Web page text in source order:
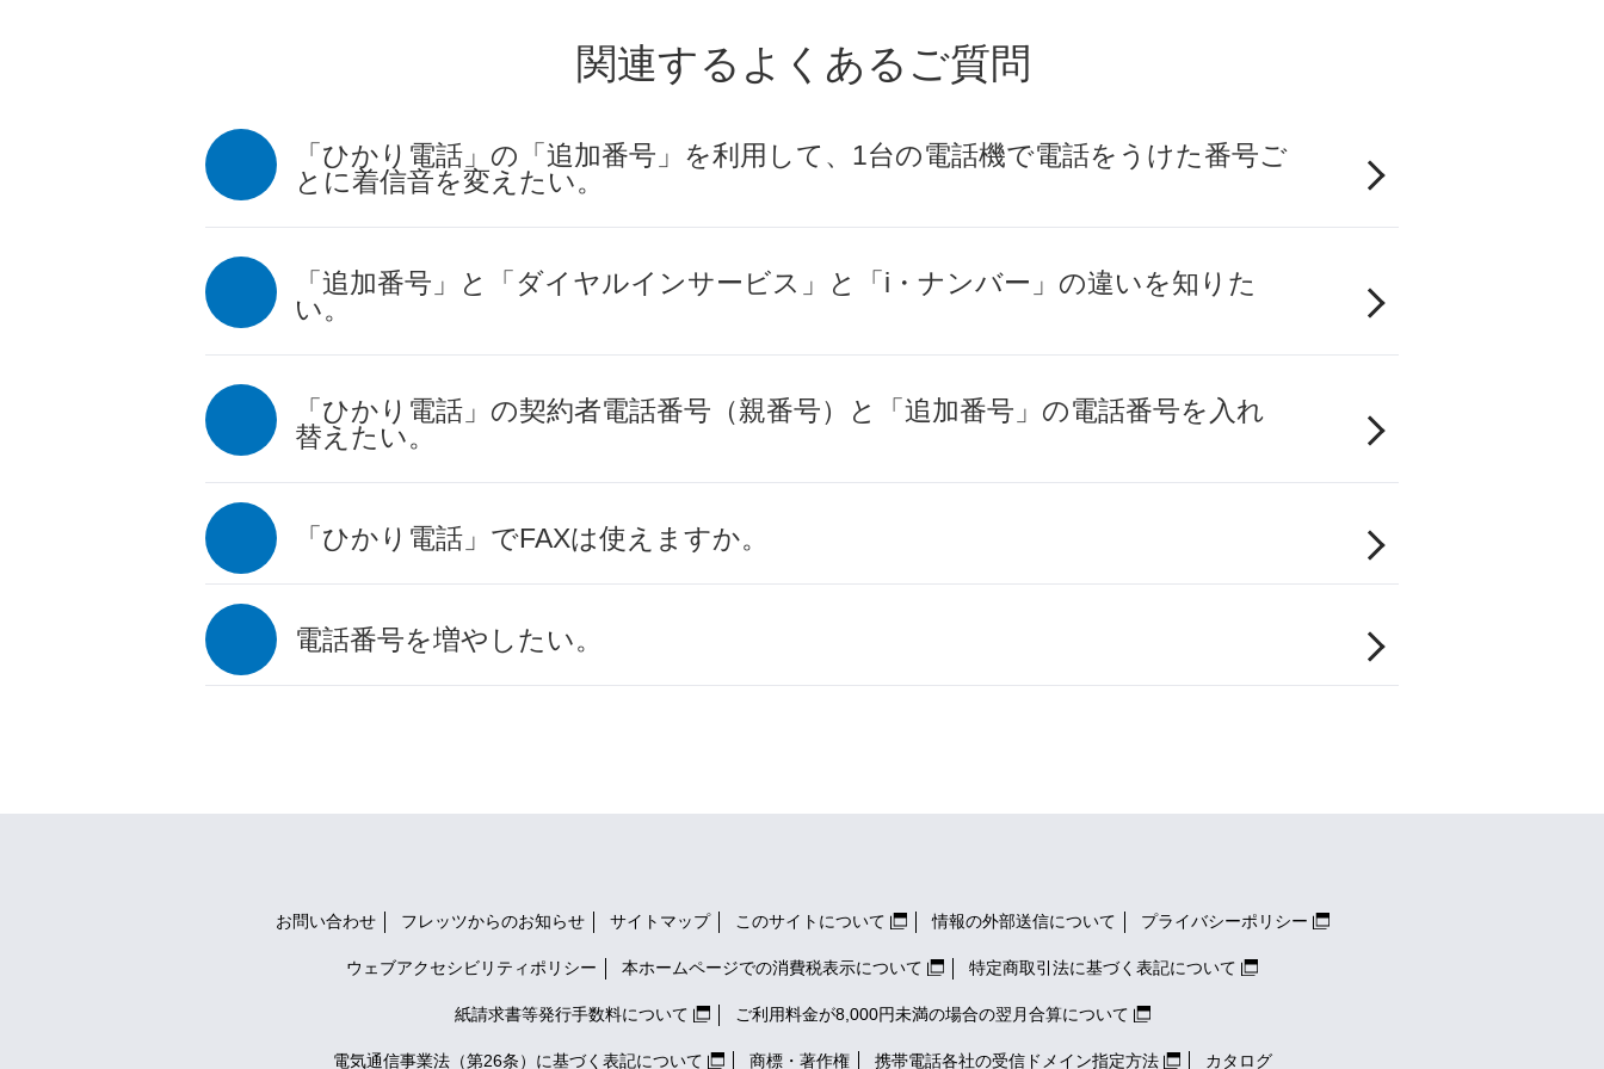
関連するよくあるご質問
「ひかり電話」の「追加番号」を利用して、1台の電話機で電話をうけた番号ご
とに着信音を変えたい。
「追加番号」と「ダイヤルインサービス」と「i・ナンバー」の違いを知りた
い。
「ひかり電話」の契約者電話番号（親番号）と「追加番号」の電話番号を入れ
替えたい。
「ひかり電話」でFAXは使えますか。
電話番号を増やしたい。
お問い合わせ フレッツからのお知らせ サイトマップ このサイトについて 情報の外部送信について プライバシーポリシー
ウェブアクセシビリティポリシー 本ホームページでの消費税表示について 特定商取引法に基づく表記について
紙請求書等発行手数料について ご利用料金が8,000円未満の場合の翌月合算について
電気通信事業法（第26条）に基づく表記について 商標・著作権 携帯電話各社の受信ドメイン指定方法 カタログ